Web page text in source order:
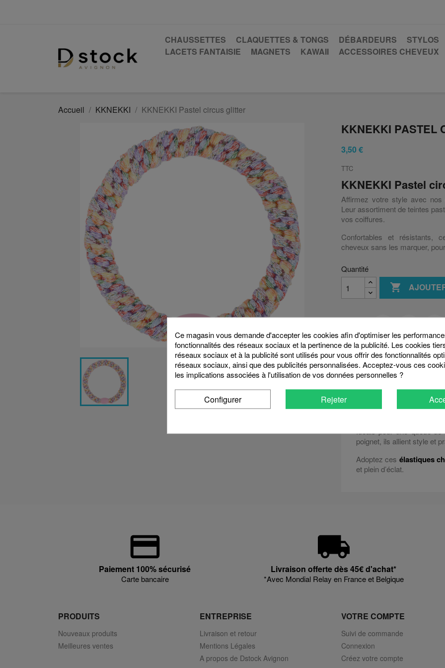
CHAUSSETTES CLAQUETTES & TONGS DÉBARDEURS STYLOS
LACETS FANTAISIE
MAGNETS KAWAII ACCESSOIRES CHEVEUX
Accueil KKNEKKI KKNEKKI Pastel circus glitter
KKNEKKI PASTEL
3,50 €
TTC
KKNEKKI Pastel
Affirmez votre style avec nos
Leur assortiment de teintes
vos coiffures.
Confortables et résistants,
cheveux sans les marquer,
Quantité

Description
Des élastiques
Lesélastiques
possibilités grâce à leur
Idéals pour une queue-
poignet, ils allient style et
Adoptez ces élastiques
et plein d’éclat.
Paiement 100% sécurisé
Carte bancaire
Livraison offerte dès 45€ d'achat*
*Avec Mondial Relay en France et Belgique
PRODUITS
Nouveaux produits
Meilleures ventes
ENTREPRISE
Livraison et retour
Mentions Légales
A propos de Dstock Avignon
VOTRE COMPTE
Suivi de commande
Connexion
Créez votre compte
Ce magasin vous demande d'accepter les cookies afin d'optimiser les
fonctionnalités des réseaux sociaux et la pertinence de la publicité. Les cookies
réseaux sociaux et à la publicité sont utilisés pour vous offrir des fonctionnalités
réseaux sociaux, ainsi que des publicités personnalisées. Acceptez-vous ces
les implications associées à l'utilisation de vos données personnelles ?
Configurer Rejeter